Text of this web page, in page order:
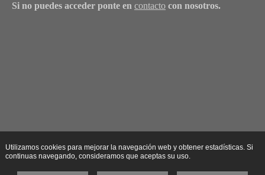
Si no puedes acceder ponte en contacto con nosotros.
Utilizamos cookies para mejorar la navegación web y obtener estadísticas. Si
continuas navegando, consideramos que aceptas su uso.